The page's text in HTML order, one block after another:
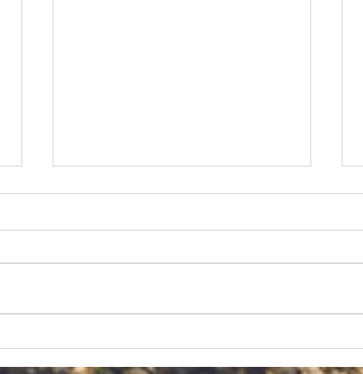
＊明日から営業を再開します
＊